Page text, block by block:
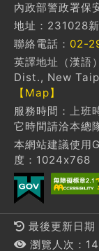
內政部警政署保
地址：231028
聯絡電話： 02-
英譯地址（漢
Dist., New
【Map】
服務時間：上班
它時間請洽本總
本網站建議使用
度：1024x768
最後更新日
瀏覽人次：